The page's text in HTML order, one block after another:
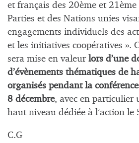
et français des 20ème et 21ème
Parties et des Nations unies
engagements individuels des
et les initiatives coopératives ».
sera mise en valeur lors d’une
d’évènements thématiques de
organisés pendant la
8 décembre, avec en particulier
haut niveau dédiée à l’action le
C.G